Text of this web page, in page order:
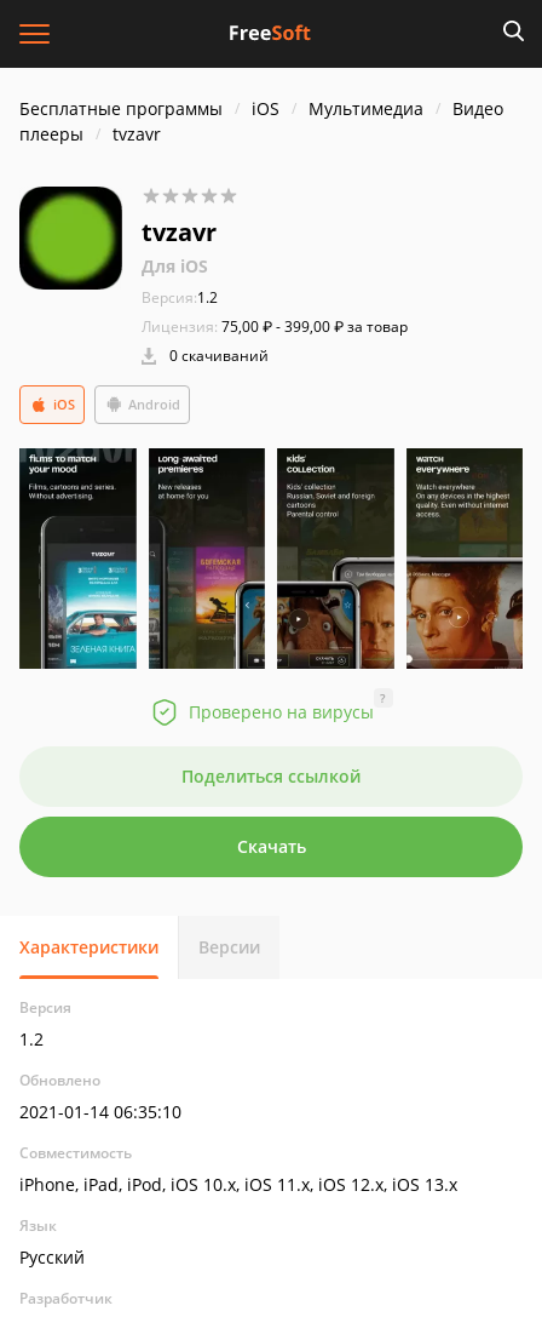
Бесплатные программы iOS Мультимедиа
Видео
плееры
tvzavr
tvzavr
Для iOS
Версия:1.2
Лицензия: 75,00 ₽ - 399,00 ₽ за товар
0 скачиваний
iOS Android
Проверено на вирусы
?
Поделиться ссылкой
Скачать
Характеристики Версии
Версия
1.2
Обновлено
2021-01-14 06:35:10
Совместимость
iPhone, iPad, iPod, iOS 10.x, iOS 11.x, iOS 12.x, iOS 13.x
Язык
Русский
Разработчик